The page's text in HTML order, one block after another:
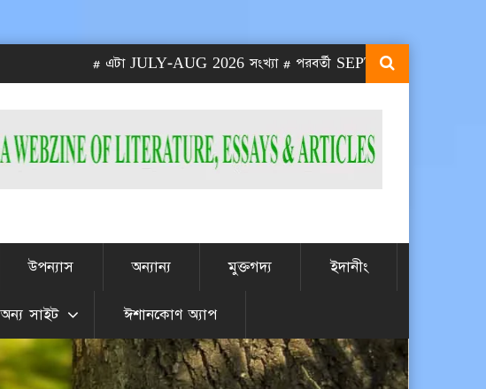
# এটা JULY-AUG 2026 সংখ্যা # পরবর্তী SEPT-OCT 2026 সংখ্যা প্রকাশিত
উপন্যাস অন্যান্য মুক্তগদ্য ইদানীং
অন্য সাইট ঈশানকোণ অ্যাপ